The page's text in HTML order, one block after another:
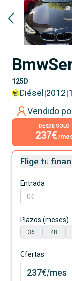
Bmw
125D
Diésel |2012|
Vendido
DESDE SOLO
237€ /mes
Elige tu
Entrada
Plazos (meses)
36 48
Ofertas
237€/mes